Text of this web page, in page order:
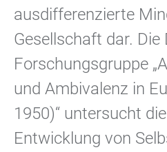
ausdifferenzierte
Gesellschaft dar. Die
Forschungsgruppe
und Ambivalenz in
1950)“ untersucht
Entwicklung von